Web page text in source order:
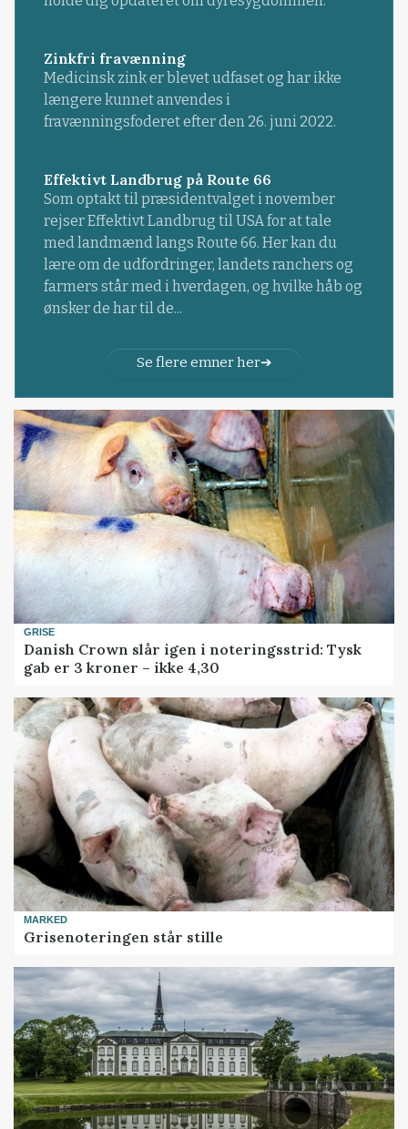
Zinkfri fravænning
Medicinsk zink er blevet udfaset og har ikke
længere kunnet anvendes i
fravænningsfoderet efter den 26. juni 2022.
Effektivt Landbrug på Route 66
Som optakt til præsidentvalget i november
rejser Effektivt Landbrug til USA for at tale
med landmænd langs Route 66. Her kan du
lære om de udfordringer, landets ranchers og
farmers står med i hverdagen, og hvilke håb og
ønsker de har til de...
Se flere emner her
GRISE
Danish Crown slår igen i noteringsstrid: Tysk
gab er 3 kroner – ikke 4,30
MARKED
Grisenoteringen står stille